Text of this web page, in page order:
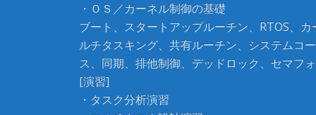
・ＯＳ／カーネル制御の基礎
ブート、スタートアップルーチン、RTOS、
ルチタスキング、共有ルーチン、システムコ
ス、同期、排他制御、デッドロック、セマフ
[演習]
・タスク分析演習